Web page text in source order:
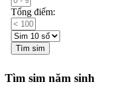
Tổng điểm:
Tìm sim
Tìm sim năm sinh